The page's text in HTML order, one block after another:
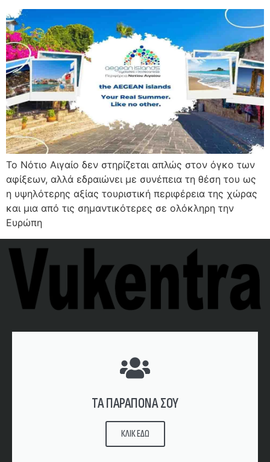
Το Νότιο Αιγαίο δεν στηρίζεται απλώς στον όγκο των
αφίξεων, αλλά εδραιώνει με συνέπεια τη θέση του ως
η υψηλότερης αξίας τουριστική περιφέρεια της χώρας
και μια από τις σημαντικότερες σε ολόκληρη την
Ευρώπη
ΤΑ ΠΑΡΑΠΟΝΑ ΣΟΥ
ΚΛΙΚ ΕΔΩ